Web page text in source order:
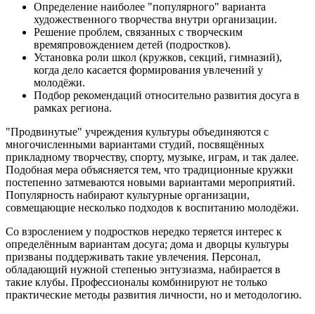
Определение наиболее "популярного" варианта
художественного творчества внутри организации.
Решение проблем, связанных с творческим
времяпровождением детей (подростков).
Установка роли школ (кружков, секций, гимназий),
когда дело касается формирования увлечений у
молодёжи.
Подбор рекомендаций относительно развития досуга в
рамках региона.
"Продвинутые" учреждения культуры объединяются с
многочисленными вариантами студий, посвящённых
прикладному творчеству, спорту, музыке, играм, и так далее.
Подобная мера объясняется тем, что традиционные кружки
постепенно затмеваются новыми вариантами мероприятий.
Популярность набирают культурные организации,
совмещающие несколько подходов к воспитанию молодёжи.
Со взрослением у подростков нередко теряется интерес к
определённым вариантам досуга; дома и дворцы культуры
призваны поддерживать такие увлечения. Персонал,
обладающий нужной степенью энтузиазма, набирается в
такие клубы. Профессионалы комбинируют не только
практические методы развития личности, но и методологию.